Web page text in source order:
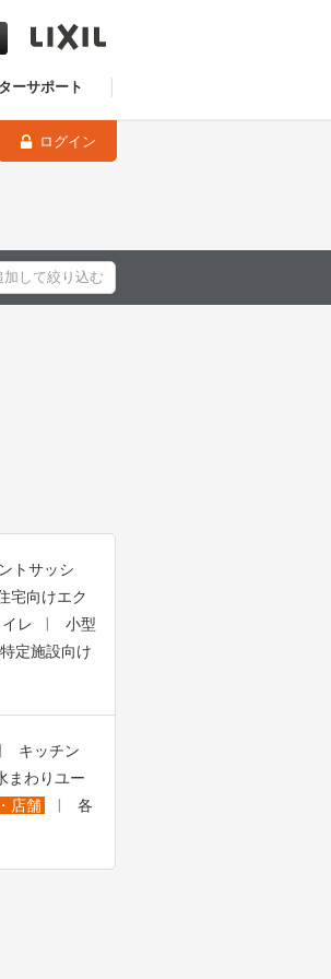
ーサポート
ログイン
加して絞り込む
トサッシ
宅向けエク
イレ
小型
特定施設向け
キッチン
まわりユー
店舗
各